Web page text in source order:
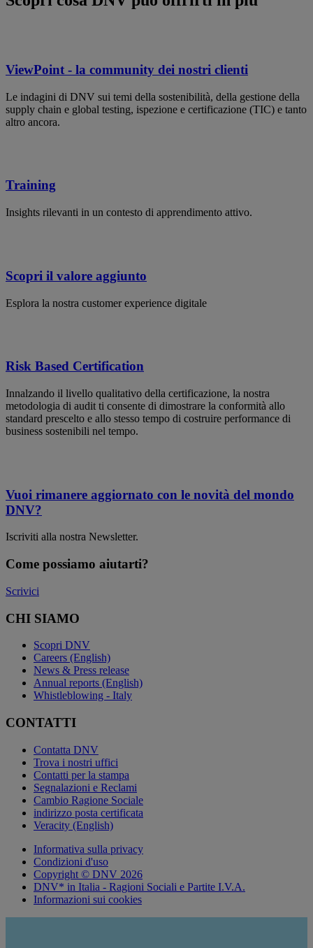
ViewPoint - la community dei nostri clienti
Le indagini di DNV sui temi della sostenibilità, della gestione della
supply chain e global testing, ispezione e certificazione (TIC) e tanto
altro ancora.
Training
Insights rilevanti in un contesto di apprendimento attivo.
Scopri il valore aggiunto
Esplora la nostra customer experience digitale
Risk Based Certification
Innalzando il livello qualitativo della certificazione, la nostra
metodologia di audit ti consente di dimostrare la conformità allo
standard prescelto e allo stesso tempo di costruire performance di
business sostenibili nel tempo.
Vuoi rimanere aggiornato con le novità del mondo
DNV?
Iscriviti alla nostra Newsletter.
Come possiamo aiutarti?
Scrivici
CHI SIAMO
Scopri DNV
Careers (English)
News & Press release
Annual reports (English)
Whistleblowing - Italy
CONTATTI
Contatta DNV
Trova i nostri uffici
Contatti per la stampa
Segnalazioni e Reclami
Cambio Ragione Sociale
indirizzo posta certificata
Veracity (English)
Informativa sulla privacy
Condizioni d'uso
Copyright © DNV 2026
DNV* in Italia - Ragioni Sociali e Partite I.V.A.
Informazioni sui cookies